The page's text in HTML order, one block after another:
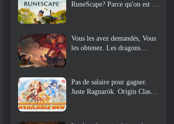
RuneScape? Parce qu'on est en
Vous les avez demandés, Vous
les obtenez. Les dragons
Pas de salaire pour gagner.
Juste Ragnarök. Origin Classic